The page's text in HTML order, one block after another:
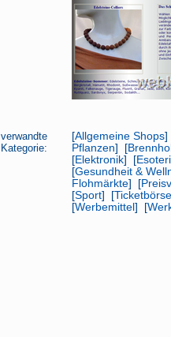
verwandte
Kategorie:
[Allgemeine Shops]
Pflanzen] [
[Elektronik] [
[Gesundheit &
Flohmärkte] [
[Sport] [
[Werbemittel ] [